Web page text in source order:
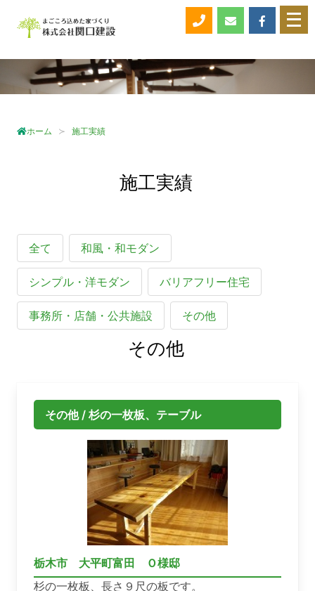
メ
ニ
開
ホーム 施工実績
施工実績
全て 和風・和モダン
シンプル・洋モダン バリアフリー住宅
事務所・店舗・公共施設 その他
その他
その他 / 杉の一枚板、テーブル
栃木市 大平町富田 Ｏ様邸
杉の一枚板、長さ９尺の板です。